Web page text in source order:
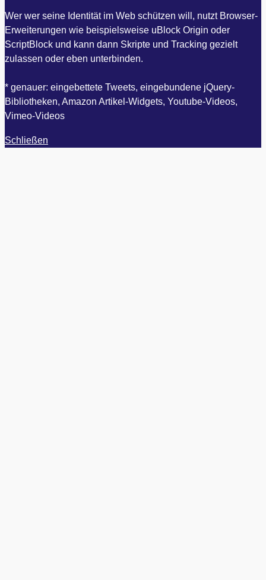
Wer wer seine Identität im Web schützen will, nutzt Browser-
Erweiterungen wie beispielsweise uBlock Origin oder
ScriptBlock und kann dann Skripte und Tracking gezielt
zulassen oder eben unterbinden.
* genauer: eingebettete Tweets, eingebundene jQuery-
Bibliotheken, Amazon Artikel-Widgets, Youtube-Videos,
Vimeo-Videos
Schließen